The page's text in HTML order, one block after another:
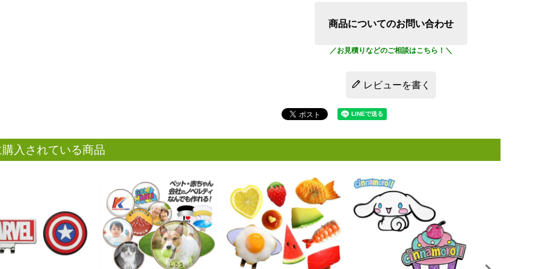
商品についてのお問い合わせ
レビューを書く
入されている商品